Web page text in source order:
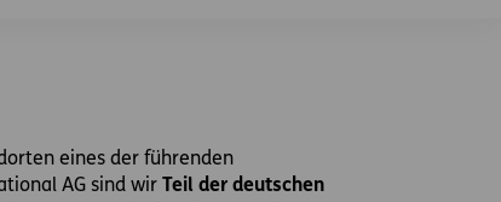
eines der führenden
AG sind wir
Teil der deutschen